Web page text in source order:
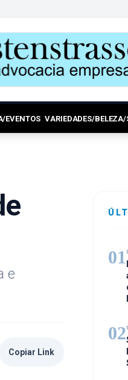
EVENTOS VARIEDADES/BELEZA/
e
Copiar Link
01
02